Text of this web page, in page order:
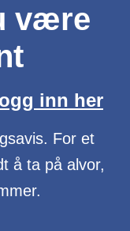
være
inn her
For et
å ta på alvor,